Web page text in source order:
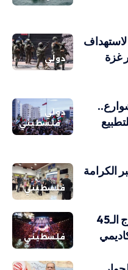
دولي
غزة
دولي
فلسطيني
فلسطيني
الكرامة
فلسطيني
جامعة القدس تختتم تخريج الفوج الـ45